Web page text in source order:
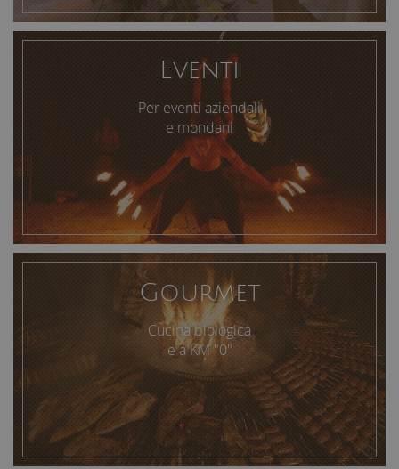
Eventi
Per eventi aziendali
e mondani
Gourmet
Cucina biologica
e a KM "0"